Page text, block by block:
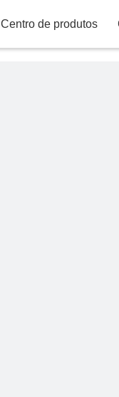
Centro de produtos
Departamento de